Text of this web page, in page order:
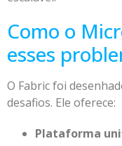
Como o
esses
O Fabric foi
desafios. Ele oferece:
Plataforma